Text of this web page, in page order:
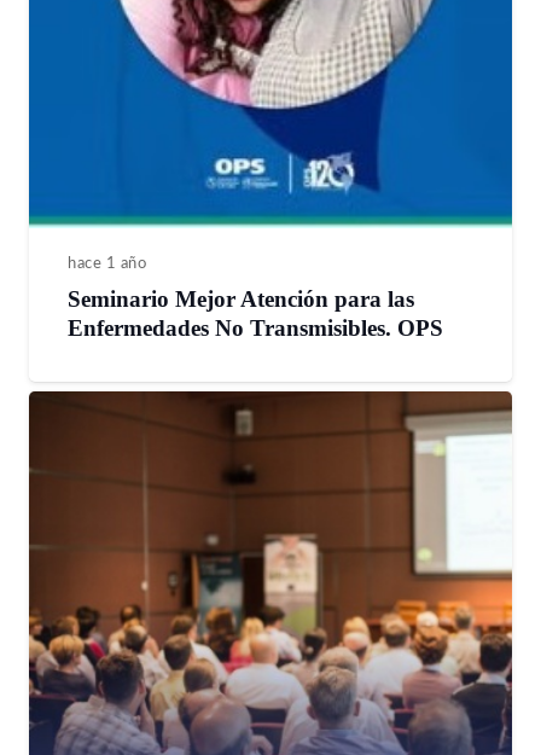
hace 1 año
Seminario Mejor Atención para las
Enfermedades No Transmisibles. OPS